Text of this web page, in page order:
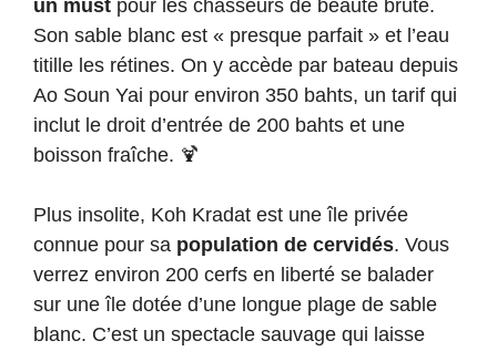
un must pour les chasseurs de beauté brute.
Son sable blanc est « presque parfait » et l’eau
titille les rétines. On y accède par bateau depuis
Ao Soun Yai pour environ 350 bahts, un tarif qui
inclut le droit d’entrée de 200 bahts et une
boisson fraîche. 🍹
Plus insolite, Koh Kradat est une île privée
connue pour sa population de cervidés. Vous
verrez environ 200 cerfs en liberté se balader
sur une île dotée d’une longue plage de sable
blanc. C’est un spectacle sauvage qui laisse